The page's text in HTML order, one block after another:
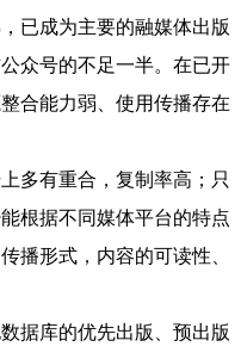
已成为主要的融媒体出版
众号的不足一半。在已开
合能力弱、使用传播存在
多有重合，复制率高；只
根据不同媒体平台的特点
播形式，内容的可读性、
据库的优先出版、预出版